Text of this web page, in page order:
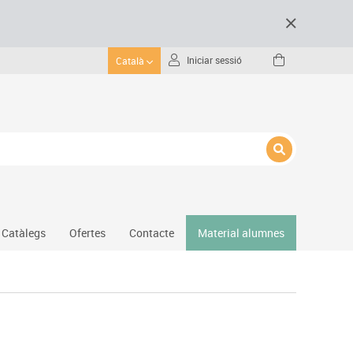
Català Iniciar sessió
Catàlegs Ofertes Contacte Material alumnes